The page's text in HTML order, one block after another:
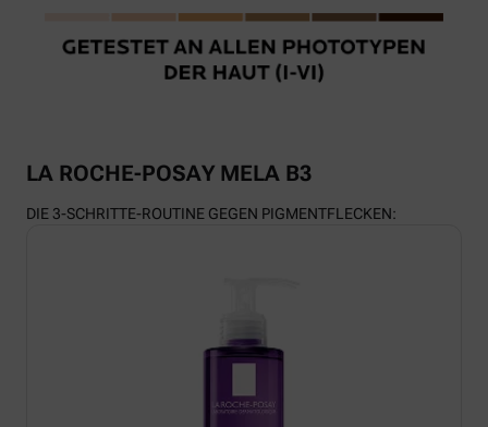
LA ROCHE-POSAY MELA B3
DIE 3-SCHRITTE-ROUTINE GEGEN PIGMENTFLECKEN: